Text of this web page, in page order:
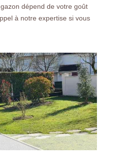
dépend de votre goût
à notre expertise si vous